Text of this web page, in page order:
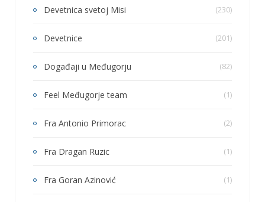
Devetnica svetoj Misi (230)
Devetnice (201)
Događaji u Međugorju (82)
Feel Međugorje team (1)
Fra Antonio Primorac (2)
Fra Dragan Ruzic (1)
Fra Goran Azinović (1)